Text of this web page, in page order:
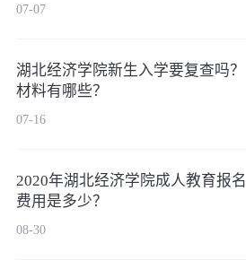
07-07
湖北经济学院新生入学要复查吗？
材料有哪些？
07-16
2020年湖北经济学院成人教育报名
费用是多少？
08-30